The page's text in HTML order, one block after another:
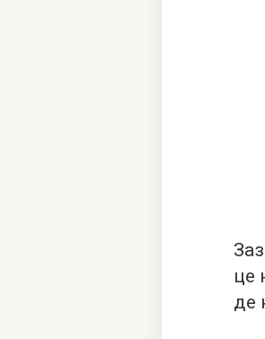
це
де